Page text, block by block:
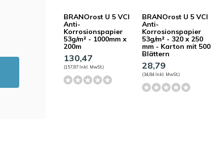
BRANOrost U 5 VCI
Anti-
Korrosionspapier
53g/m² - 1000mm x
200m
130,47
(157,87 Inkl. MwSt.)
BRANOrost U 5 VCI
Anti-
Korrosionspapier
53g/m² - 320 x 250
mm - Karton mit 500
Blättern
28,79
(34,84 Inkl. MwSt.)